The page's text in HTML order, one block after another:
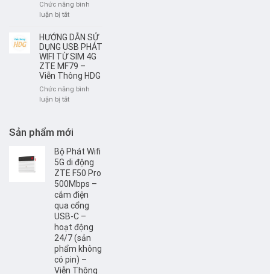
HDG
động
4G/
SIM
4G
Chức năng bình
luận bị tắtở
dẫn
đổi
tên
và
mật
khẩu
HƯỚNG DẪN SỬ
DỤNG USB PHÁT
WIFI TỪ SIM 4G
ZTE MF79 –
Viễn Thông HDG
Chức năng bình
luận bị tắtở
SỬ
USB
PHÁT
WIFI
TỪ
SIM
4G
ZTE
MF79
–
Viễn
Thông
HDG
Sản phẩm mới
Bộ Phát Wifi
5G di động
ZTE F50 Pro
500Mbps –
cắm điện
qua cổng
USB-C –
hoạt động
24/7 (sản
phẩm không
có pin) –
Viễn Thông